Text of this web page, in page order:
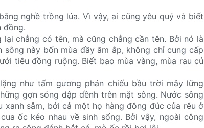
nghề trồng lúa. Vì vậy, ai cũng yêu quý và biết
đồng.
chẳng có tên, mà cũng chẳng cần tên. Bởi nó là
này bốn mùa đầy ăm ắp, không chỉ cung cấp
tiêu đồng ruộng. Biết bao mùa vàng, mùa rau củ
như tấm gương phản chiếu bầu trời mây lững
gợn sóng dập dềnh trên mặt sông. Nước sông
sẫm, bởi cả một họ hàng đông đúc của rêu ở
ốc kéo nhau về sinh sống. Bởi vậy, ngoài công